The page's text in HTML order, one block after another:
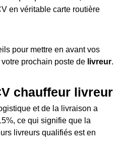
en véritable carte routière
pour mettre en avant vos
prochain poste de livreur.
chauffeur livreur
et de la livraison a
ce qui signifie que la
livreurs qualifiés est en